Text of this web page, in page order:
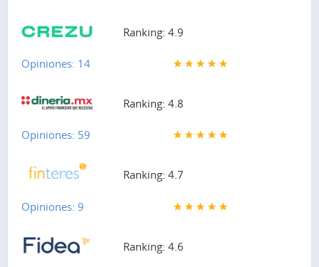
Ranking: 4.9
Opiniones: 14
Ranking: 4.8
Opiniones: 59
Ranking: 4.7
Opiniones: 9
Ranking: 4.6